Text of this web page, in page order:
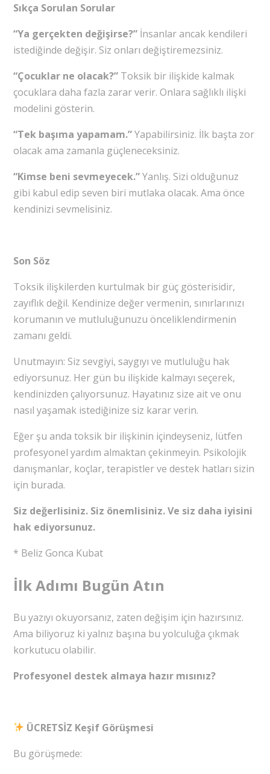
Sıkça Sorulan Sorular
“Ya gerçekten değişirse?”İnsanlar ancak kendileri
istediğinde değişir. Siz onları değiştiremezsiniz.
“Çocuklar ne olacak?”Toksik bir ilişkide kalmak
çocuklara daha fazla zarar verir. Onlara sağlıklı ilişki
modelini gösterin.
“Tek başıma yapamam.”Yapabilirsiniz. İlk başta zor
olacak ama zamanla güçleneceksiniz.
“Kimse beni sevmeyecek.”Yanlış. Sizi olduğunuz
gibi kabul edip seven biri mutlaka olacak. Ama önce
kendinizi sevmelisiniz.
Son Söz
Toksik ilişkilerden kurtulmak bir güç gösterisidir,
zayıflık değil. Kendinize değer vermenin, sınırlarınızı
korumanın ve mutluluğunuzu önceliklendirmenin
zamanı geldi.
Unutmayın: Siz sevgiyi, saygıyı ve mutluluğu hak
ediyorsunuz. Her gün bu ilişkide kalmayı seçerek,
kendinizden çalıyorsunuz. Hayatınız size ait ve onu
nasıl yaşamak istediğinize siz karar verin.
Eğer şu anda toksik bir ilişkinin içindeyseniz, lütfen
profesyonel yardım almaktan çekinmeyin. Psikolojik
danışmanlar, koçlar, terapistler ve destek hatları sizin
için burada.
Siz değerlisiniz. Siz önemlisiniz. Ve siz daha iyisini
hak ediyorsunuz.
* Beliz Gonca Kubat
İlk Adımı Bugün Atın
Bu yazıyı okuyorsanız, zaten değişim için hazırsınız.
Ama biliyoruz ki yalnız başına bu yolculuğa çıkmak
korkutucu olabilir.
Profesyonel destek almaya hazır mısınız?
ÜCRETSİZ Keşif Görüşmesi
Bu görüşmede: